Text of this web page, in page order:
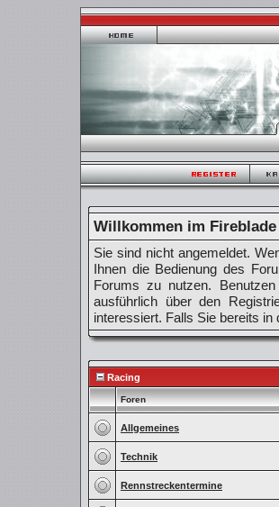
Willkommen im
Sie sind nicht angemeldet.
Ihnen die Bedienung des
Forums zu nutzen.
ausführlich über den
interessiert. Falls Sie bereits
Racing
Foren
Allgemeines
Technik
Rennstreckentermine